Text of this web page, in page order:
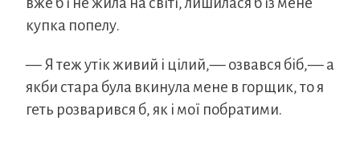
купка попелу.
— Я теж утік живий і цілий,— озвався біб,— а
якби стара була вкинула мене в горщик, то я
геть розварився б, як і мої побратими.